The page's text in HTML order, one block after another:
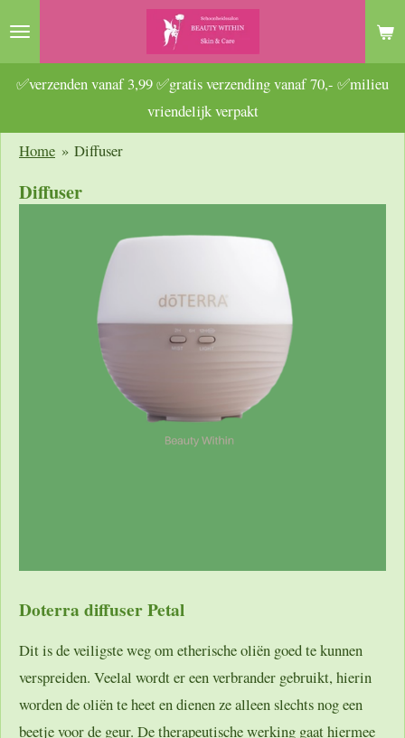
Ga
naar
hoofdinhoud
✅verzenden vanaf 3,99 ✅gratis verzending vanaf 70,- ✅milieu
vriendelijk verpakt
Home » Diffuser
Diffuser
Doterra diffuser Petal
Dit is de veiligste weg om etherische oliën goed te kunnen
verspreiden. Veelal wordt er een verbrander gebruikt, hierin
worden de oliën te heet en dienen ze alleen slechts nog een
beetje voor de geur. De therapeutische werking gaat hiermee